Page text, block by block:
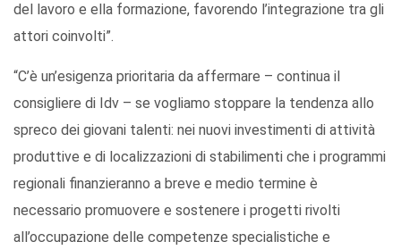
del lavoro e ella formazione, favorendo l’integrazione tra gli
attori coinvolti”.
“C’è un’esigenza prioritaria da affermare – continua il
consigliere di Idv – se vogliamo stoppare la tendenza allo
spreco dei giovani talenti: nei nuovi investimenti di attività
produttive e di localizzazioni di stabilimenti che i programmi
regionali finanzieranno a breve e medio termine è
necessario promuovere e sostenere i progetti rivolti
all’occupazione delle competenze specialistiche e